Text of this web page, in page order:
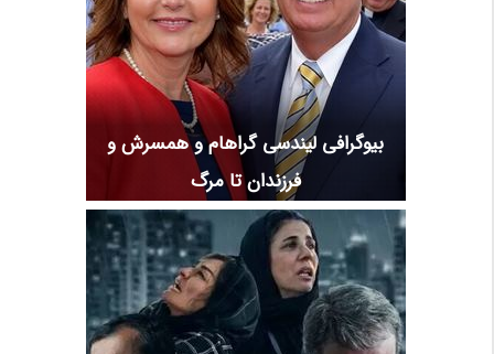
بیوگرافی لیندسی گراهام و همسرش و
فرزندان تا مرگ